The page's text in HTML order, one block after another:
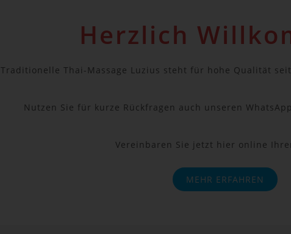
Herzlich
Traditionelle Thai-Massage Luzius steht für hohe Qualität
Nutzen Sie für kurze Rückfragen auch unseren
Vereinbaren Sie jetzt hier online
MEHR ERFAHREN